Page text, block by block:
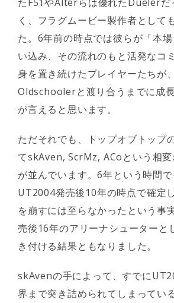
く、フラグムービー製作者として
た。6年前の時点では彼らが「本
い込み、その流れのもと活発なコ
身を置き続けたプレイヤーたちが
Oldschoolerと渡り合うまでに成
が言えると思います。
ただそれでも、トップオブトップ
てskAven, ScrMz, ACoという相
が並んでいます。6年という時間で
UT2004発売後10年の時点で確定
を崩すには至らなかったという事
売後16年のアリーナシューターと
き付ける結果ともなりました。
skAvenの手によって、すでに
界まで突き詰められてしまってい